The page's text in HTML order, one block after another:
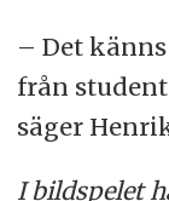
– Det
från
säger
I bildspelet